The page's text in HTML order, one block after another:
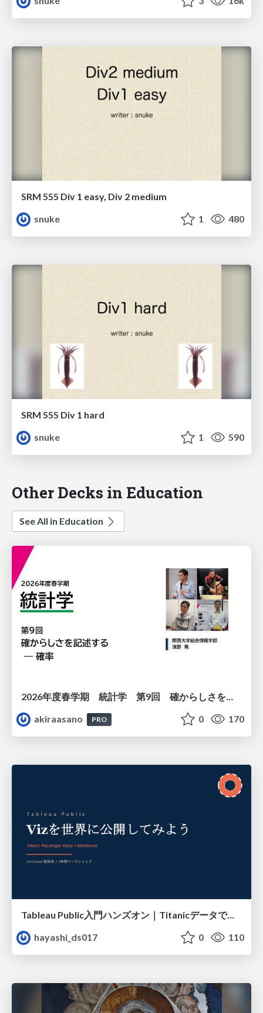
SRM 555 Div 1 easy, Div 2 medium
snuke
1 480
SRM 555 Div 1 hard
snuke
1 590
Other Decks in Education
See All in Education
akiraasano
PRO 0 170
Tableau Public入門ハンズオン｜Titanicデータで学ぶViz作成とMakeover
hayashi_ds017
0 110